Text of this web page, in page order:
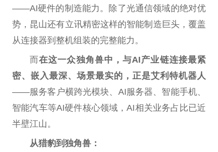
——AI硬件的制造能力。除了光通信领域的绝对优
势，昆山还有立讯精密这样的智能制造巨头，覆盖
从连接器到整机组装的完整能力。
而在这一众独角兽中，与AI产业链连接最紧
密、嵌入最深、场景最实的，正是艾利特机器人
——服务客户横跨光模块、AI服务器、智能手机、
智能汽车等AI硬件核心领域，AI相关业务占比已近
半壁江山。
从猎豹到独角兽：